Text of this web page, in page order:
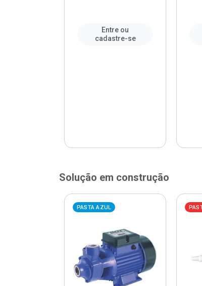
Entre ou
cadastre-se
Solução em construção
PASTA AZUL